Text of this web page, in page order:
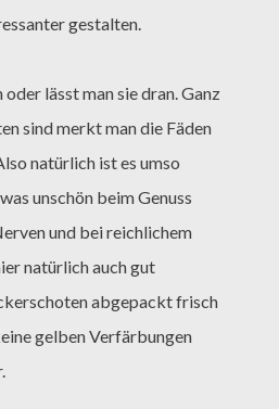
gestalten.
lässt man sie dran. Ganz
sind merkt man die Fäden
natürlich ist es umso
unschön beim Genuss
und bei reichlichem
natürlich auch gut
abgepackt frisch
gelben Verfärbungen